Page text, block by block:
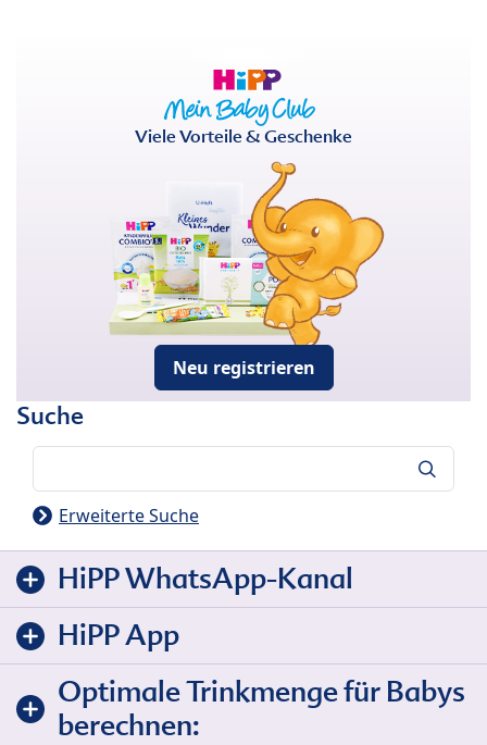
Viele Vorteile & Geschenke
Neu registrieren
Suche
Erweiterte Suche
HiPP WhatsApp-Kanal
HiPP App
Optimale Trinkmenge für Babys
berechnen: